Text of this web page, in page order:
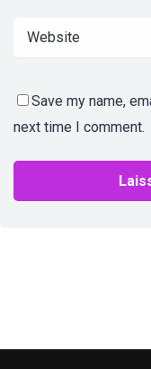
Save my name,
next time I comment.